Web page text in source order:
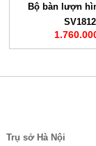
Bộ bàn lượn
SV1812
Trụ sở Hà Nội